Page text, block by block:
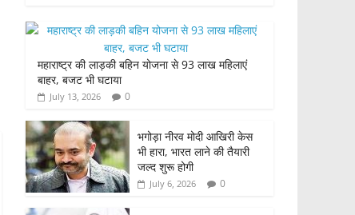
c
b
o
o
k
itt
er
at
s
A
p
ar
e
महाराष्ट्र की लाड़की बहिन योजना से 93 लाख महिलाएं
बाहर, बजट भी घटाया
July 13, 2026 0
भगोड़ा नीरव मोदी आखिरी केस
भी हारा, भारत लाने की तैयारी
जल्द शुरू होगी
July 6, 2026 0